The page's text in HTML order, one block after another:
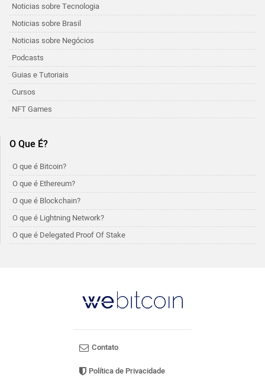
Noticias sobre Tecnologia
Noticias sobre Brasil
Noticias sobre Negócios
Podcasts
Guias e Tutoriais
Cursos
NFT Games
O Que É?
O que é Bitcoin?
O que é Ethereum?
O que é Blockchain?
O que é Lightning Network?
O que é Delegated Proof Of Stake
Contato
Política de Privacidade